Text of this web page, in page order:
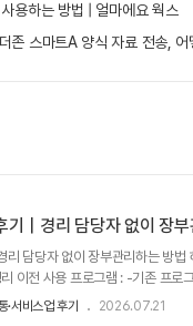
용하는 방법 | 얼마에요 웍스
존 스마트A 양식 자료 전송,
기｜경리 담당자 없이 장부
리 담당자 없이 장부관리하는 방법
이전 사용 프로그램 : -기존 프로
사우나를 생산해 판매하는 도매
서비스업 후기 2026.07.21